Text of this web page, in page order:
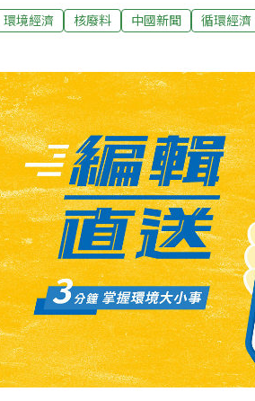
議員李世基一行時 ，作上述表示。據
，中共駐平壤大使喬宗淮卸任前曾向
，希望平壤及早中止此項進口計畫」
料問題不僅具有物理上的危險性，同
與北韓接近的高度政治目的，因此，
環境經濟 核廢料 中國新聞 循環經濟